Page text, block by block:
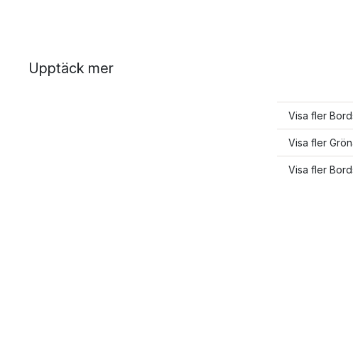
Upptäck mer
Visa fler
Visa fler
Visa fler